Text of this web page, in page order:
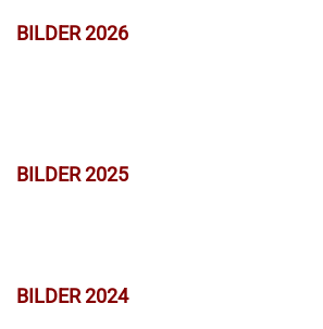
BILDER 2026
BILDER 2025
BILDER 2024